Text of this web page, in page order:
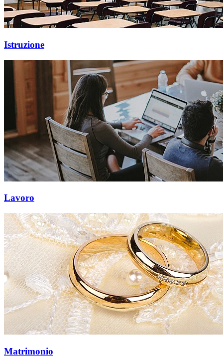
Istruzione
Lavoro
Matrimonio